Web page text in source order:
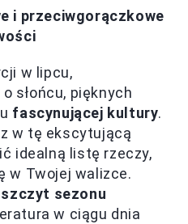
i przeciwgorączkowe
w lipcu,
słońcu, pięknych
fascynującej kultury.
w tę ekscytującą
idealną listę rzeczy,
w Twojej walizce.
sezonu
w ciągu dnia